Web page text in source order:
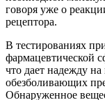
говоря уже о
рецептора.
В тестированиях
фармацевтической
что дает надежду
обезболивающих
Обнаруженное